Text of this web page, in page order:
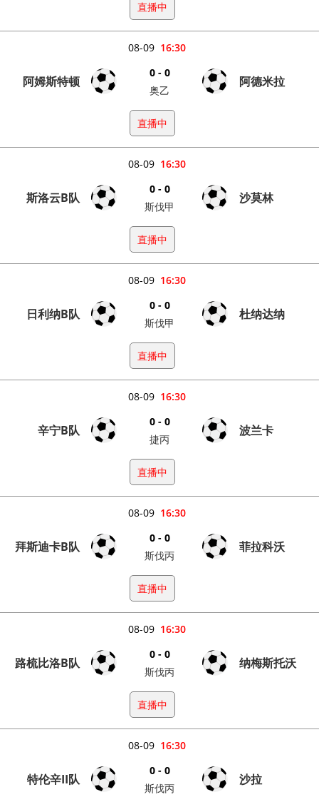
直播中
16:30
08-09
阿姆斯特顿
0 - 0
奥乙
阿德米拉
直播中
16:30
08-09
斯洛云B队
0 - 0
斯伐甲
沙莫林
直播中
16:30
08-09
日利纳B队
0 - 0
斯伐甲
杜纳达纳
直播中
16:30
08-09
辛宁B队
0 - 0
捷丙
波兰卡
直播中
16:30
08-09
拜斯迪卡B队
0 - 0
斯伐丙
菲拉科沃
直播中
16:30
08-09
路梳比洛B队
0 - 0
斯伐丙
纳梅斯托沃
直播中
16:30
08-09
特伦辛II队
0 - 0
斯伐丙
沙拉